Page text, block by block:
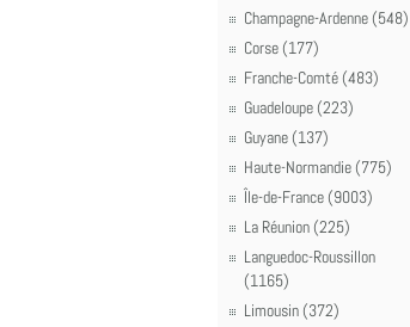
Champagne-Ardenne (548)
Corse (177)
Franche-Comté (483)
Guadeloupe (223)
Guyane (137)
Haute-Normandie (775)
Île-de-France (9003)
La Réunion (225)
Languedoc-Roussillon
(1165)
Limousin (372)